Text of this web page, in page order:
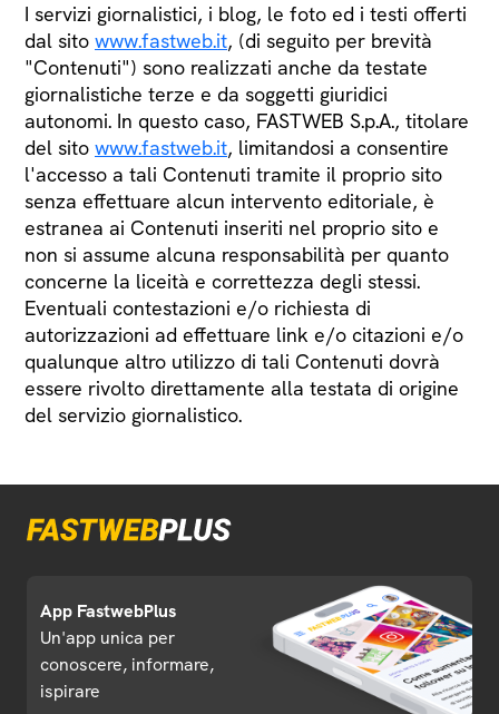
I servizi giornalistici, i blog, le foto ed i testi offerti
dal sito www.fastweb.it, (di seguito per brevità
"Contenuti") sono realizzati anche da testate
giornalistiche terze e da soggetti giuridici
autonomi. In questo caso, FASTWEB S.p.A., titolare
del sito www.fastweb.it, limitandosi a consentire
l'accesso a tali Contenuti tramite il proprio sito
senza effettuare alcun intervento editoriale, è
estranea ai Contenuti inseriti nel proprio sito e
non si assume alcuna responsabilità per quanto
concerne la liceità e correttezza degli stessi.
Eventuali contestazioni e/o richiesta di
autorizzazioni ad effettuare link e/o citazioni e/o
qualunque altro utilizzo di tali Contenuti dovrà
essere rivolto direttamente alla testata di origine
del servizio giornalistico.
App FastwebPlus
Un'app unica per
conoscere, informare,
ispirare